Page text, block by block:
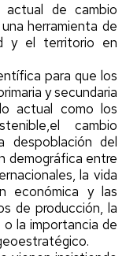
actual de cambio
herramienta de
y el territorio en
para que los
y secundaria
actual como los
cambio
despoblación del
demográfica entre
la vida
económica y las
de producción, la
la importancia de